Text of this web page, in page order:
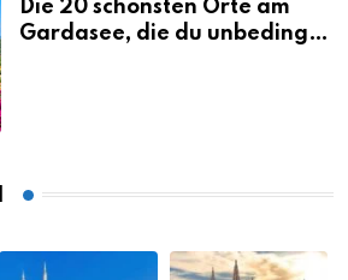
Die 20 schönsten Orte am
Gardasee, die du unbedingt